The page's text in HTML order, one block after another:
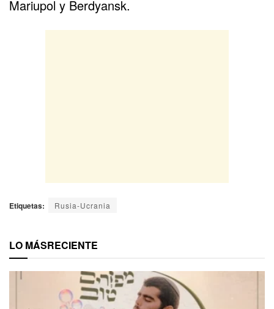
Mariupol y Berdyansk.
Etiquetas: Rusia-Ucrania
LO MÁSRECIENTE